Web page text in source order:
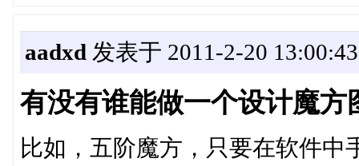
aadxd 发表于 2011-2-20 13:00:43
有没有谁能做一个设计魔方
比如，五阶魔方，只要在软件